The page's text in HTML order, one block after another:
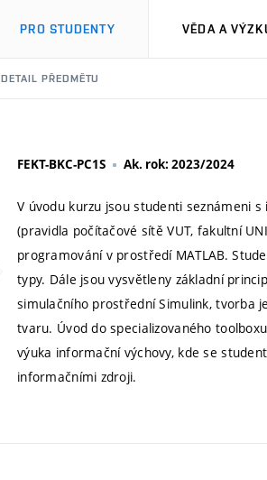
PRO STUDENTY VĚDA A
DETAIL PŘEDMĚTU
FEKT-BKC-PC1S Ak. rok: 2023/2024
V úvodu kurzu jsou studenti seznámeni
(pravidla počítačové sítě VUT, fakultní
programování v prostředí MATLAB.
typy. Dále jsou vysvětleny základní
simulačního prostřední Simulink, tvorba
tvaru. Úvod do specializovaného
výuka informační výchovy, kde se
informačními zdroji.